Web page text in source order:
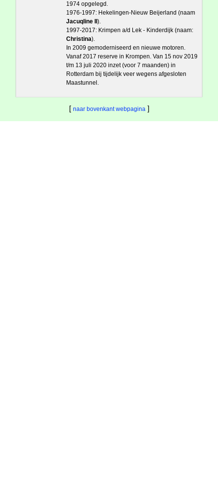
1974 opgelegd.
1976-1997: Hekelingen-Nieuw Beijerland (naam
Jacuqline II ).
1997-2017: Krimpen a/d Lek - Kinderdijk (naam:
Christina).
In 2009 gemoderniseerd en nieuwe motoren.
Vanaf 2017 reserve in Krompen. Van 15 nov 2019
t/m 13 juli 2020 inzet (voor 7 maanden) in
Rotterdam bij tijdelijk veer wegens afgesloten
Maastunnel.
[ naar bovenkant webpagina ]